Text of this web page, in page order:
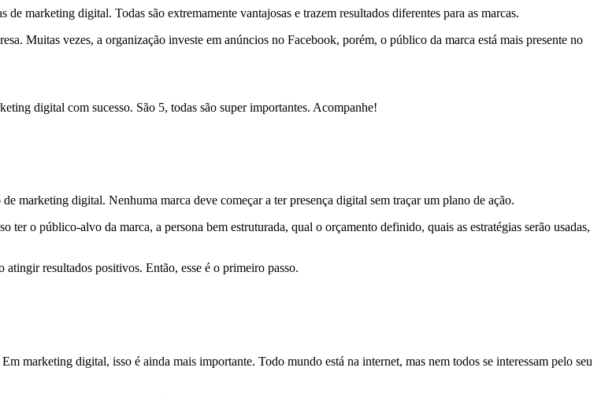
marketing digital. Todas são extremamente vantajosas e trazem resultados diferentes para as marcas.
Muitas vezes, a organização investe em anúncios no Facebook, porém, o público da marca está mais presente no
digital com sucesso. São 5, todas são super importantes. Acompanhe!
marketing digital. Nenhuma marca deve começar a ter presença digital sem traçar um plano de ação.
o público-alvo da marca, a persona bem estruturada, qual o orçamento definido, quais as estratégias serão usadas,
atingir resultados positivos. Então, esse é o primeiro passo.
marketing digital, isso é ainda mais importante. Todo mundo está na internet, mas nem todos se interessam pelo seu